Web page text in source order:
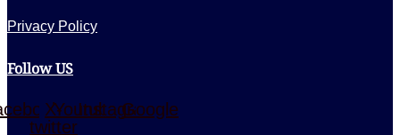
Privacy Policy
Follow US
X-
twitter
Youtube
Instagram
Google